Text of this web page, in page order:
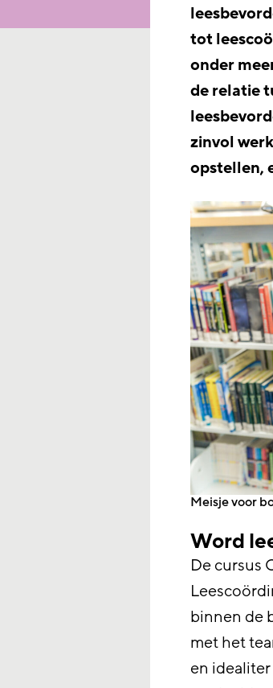
tot
onder
de relatie
zinvol
opstellen,
Meisje voor
Word
De cursus
binnen de
met het
en